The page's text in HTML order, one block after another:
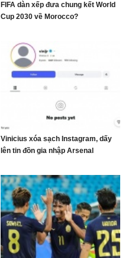
FIFA dàn xếp đưa chung kết World
Cup 2030 về Morocco?
Vinicius xóa sạch Instagram, dấy
lên tin đồn gia nhập Arsenal